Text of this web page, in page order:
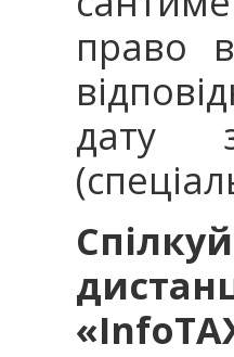
право
дату